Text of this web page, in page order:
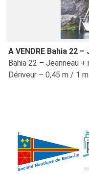
A VENDRE Bahia 22
Bahia 22 – Jeanneau
Dériveur – 0,45 m / 1